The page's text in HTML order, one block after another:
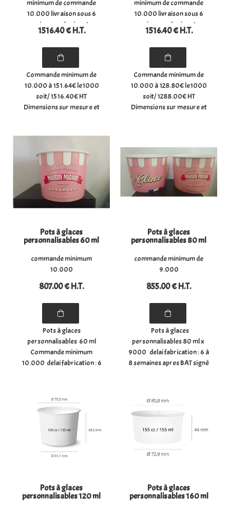
minimum de commande
10.000 livraison sous 6
semaines après signature
du BAT
1516.40€ H.T.
Commande minimum de
10.000 à 151.64€ le1000
soit/ 1516.40€ HT
Dimensions sur mesure et
270 g/m² idéale pour
la vente à emporter.
Utilisation type pelle à
gaufre, part ...
minimum de commande
10.000 livraison sous 6
semaines après signature
du BAT
1516.40€ H.T.
Commande minimum de
10.000 à 128.80€ le1000
soit/ 1288.00€ HT
Dimensions sur mesure et
vernis anti-graisse au
verso. Dimensions :
(largeur) 4,7 cm x
(longueur) 18 cm x ...
Pots à glaces
personnalisables 60 ml
commande minimum
10.000
807.00€H.T.
Pots à glaces
personnalisables 60 ml
Commande minimum
10.000 delai fabrication : 6
paiement 50 % a la
commande solde a la
livraison Pots à glace ...
Pots à glaces
personnalisables 80 ml
commande minimum de
9.000
855.00€H.T.
Pots à glaces
personnalisables 80 ml x
9000 delai fabrication : 6 à
8 semaines apres BAT signé
a la livraison Carton de ...
Pots à glaces
personnalisables 120 ml
Pots à glaces
personnalisables 160 ml